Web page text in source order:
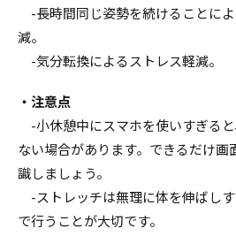
-長時間同じ姿勢を続けることに
減。
-気分転換によるストレス軽減。
・注意点
-小休憩中にスマホを使いすぎる
ない場合があります。できるだけ画
識しましょう。
-ストレッチは無理に体を伸ばし
で行うことが大切です。